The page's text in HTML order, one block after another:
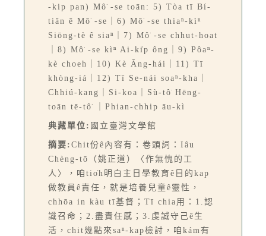
-kip pan) Mô͘ -se toān: 5) Tòa tī Bí-
tiân ê Mô͘ -se｜6) Mô͘ -se thiaⁿ-kìⁿ
Siōng-tè ê siaⁿ｜7) Mô͘ -se chhut-hoat
｜8) Mô͘ -se kìⁿ Ai-ki̍p ông｜9) Pôaⁿ-
kè choeh｜10) Kè Âng-hái｜11) Tī
khòng-iá｜12) Tī Se-nái soaⁿ-kha｜
Chhiú-kang｜Si-koa｜Sù-tô͘ Hēng-
toān tē-tô͘ ｜Phian-chhip āu-kì
典藏單位: 國立臺灣文學館
摘要: Chit份ê內容有：卷頭詞：Iâu
Chèng-tō（姚正道）〈作無愧的工
人〉，咱tio̍h明白主日學教育ê目的kap
做教員ê責任，就是培養兒童ê靈性，
chhōa in kàu tī基督；Tī chia用：1.認
識召命；2.盡責任感；3.虔誠守己ê生
活，chit幾點來saⁿ-kap檢討，咱kám有